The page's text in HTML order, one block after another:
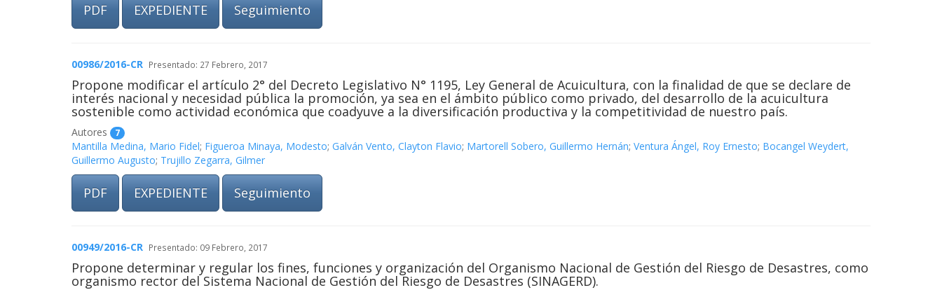
PDF EXPEDIENTE Seguimiento
00986/2016-CR Presentado: 27 Febrero, 2017
Propone modificar el artículo 2° del Decreto Legislativo N° 1195, Ley General de Acuicultura, con la finalidad de que se declare de
interés nacional y necesidad pública la promoción, ya sea en el ámbito público como privado, del desarrollo de la acuicultura
sostenible como actividad económica que coadyuve a la diversificación productiva y la competitividad de nuestro país.
Autores 7
Mantilla Medina, Mario Fidel; Figueroa Minaya, Modesto; Galván Vento, Clayton Flavio; Martorell Sobero, Guillermo Hernán; Ventura Ángel, Roy Ernesto; Bocangel Weydert,
Guillermo Augusto; Trujillo Zegarra, Gilmer
PDF EXPEDIENTE Seguimiento
00949/2016-CR Presentado: 09 Febrero, 2017
Propone determinar y regular los fines, funciones y organización del Organismo Nacional de Gestión del Riesgo de Desastres, como
organismo rector del Sistema Nacional de Gestión del Riesgo de Desastres (SINAGERD).